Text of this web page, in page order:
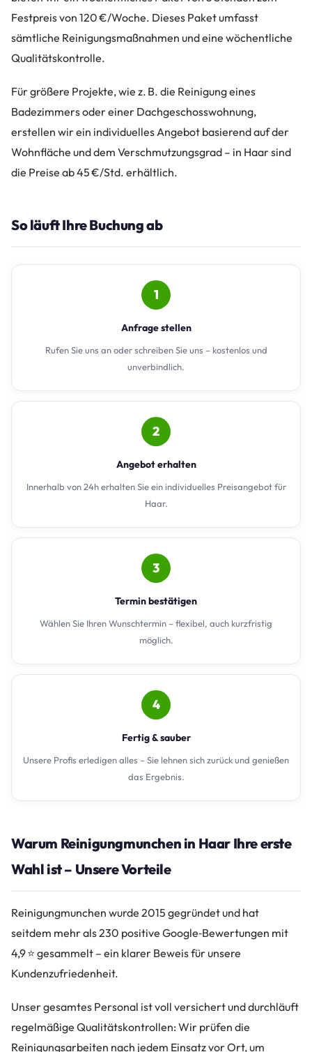
Festpreis von 120 €/Woche. Dieses Paket umfasst
sämtliche Reinigungsmaßnahmen und eine wöchentliche
Qualitätskontrolle.
Für größere Projekte, wie z. B. die Reinigung eines
Badezimmers oder einer Dachgeschosswohnung,
erstellen wir ein individuelles Angebot basierend auf der
Wohnfläche und dem Verschmutzungsgrad – in Haar sind
die Preise ab 45 €/Std. erhältlich.
So läuft Ihre Buchung ab
1
Anfrage stellen
Rufen Sie uns an oder schreiben Sie uns – kostenlos und
unverbindlich.
2
Angebot erhalten
Innerhalb von 24h erhalten Sie ein individuelles Preisangebot für
Haar.
3
Termin bestätigen
Wählen Sie Ihren Wunschtermin – flexibel, auch kurzfristig
möglich.
4
Fertig & sauber
Unsere Profis erledigen alles – Sie lehnen sich zurück und genießen
das Ergebnis.
Warum Reinigungmunchen in Haar Ihre erste
Wahl ist – Unsere Vorteile
Reinigungmunchen wurde 2015 gegründet und hat
seitdem mehr als 230 positive Google‑Bewertungen mit
4,9 ⭐ gesammelt – ein klarer Beweis für unsere
Kundenzufriedenheit.
Unser gesamtes Personal ist voll versichert und durchläuft
regelmäßige Qualitätskontrollen: Wir prüfen die
Reinigungsarbeiten nach jedem Einsatz vor Ort, um